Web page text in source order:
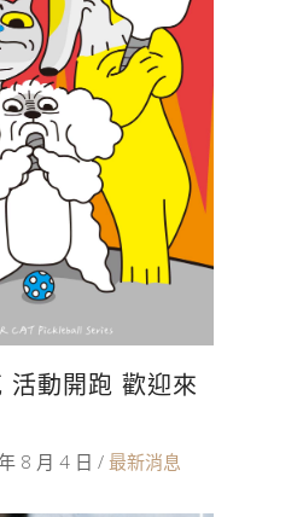
活動開跑 歡迎來
8 月 4 日 最新消息